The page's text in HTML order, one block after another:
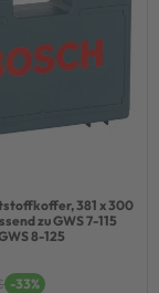
381 x 300
zu GWS 7-115
8-125
-33%